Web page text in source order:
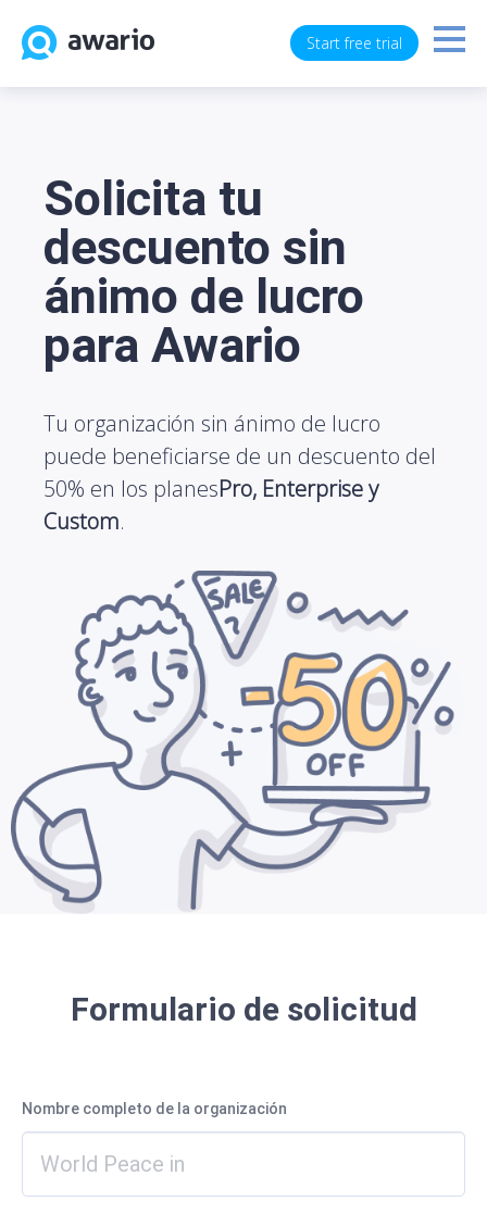
Start free trial
Solicita tu
descuento sin
ánimo de lucro
para Awario
Tu organización sin ánimo de lucro
puede beneficiarse de un descuento del
50% en los planesPro, Enterprise y
Custom.
Formulario de solicitud
Nombre completo de la organización